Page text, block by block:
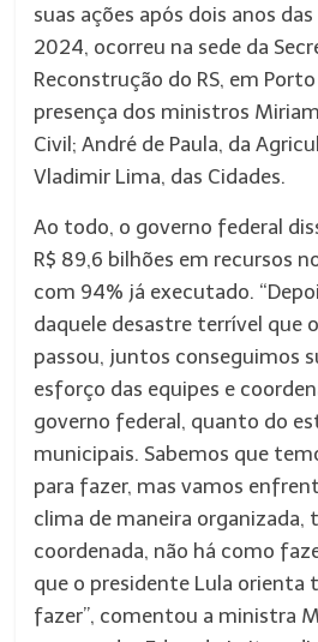
suas ações após dois anos
2024, ocorreu na sede da
Reconstrução do RS, em
presença dos ministros
Civil; André de Paula, da
Vladimir Lima, das Cidades.
Ao todo, o governo federal
R$ 89,6 bilhões em recursos
com 94% já executado.
daquele desastre terrível que o
passou, juntos conseguimos
esforço das equipes e
governo federal, quanto do
municipais. Sabemos que
para fazer, mas vamos
clima de maneira organizada,
coordenada, não há como
que o presidente Lula orienta
fazer”, comentou a ministra